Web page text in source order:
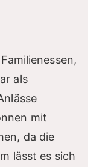
als
mit
da die
lässt es sich